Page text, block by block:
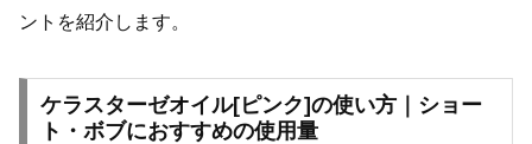
ントを紹介します。
ケラスターゼオイル[ピンク]の使い方｜ショー
ト・ボブにおすすめの使用量